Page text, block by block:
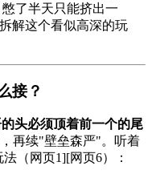
了半天只能挤出一
解这个看似高深的玩
接？
头必须顶着前一个的尾
再续"壁垒森严"。听着
（网页1][网页6）：